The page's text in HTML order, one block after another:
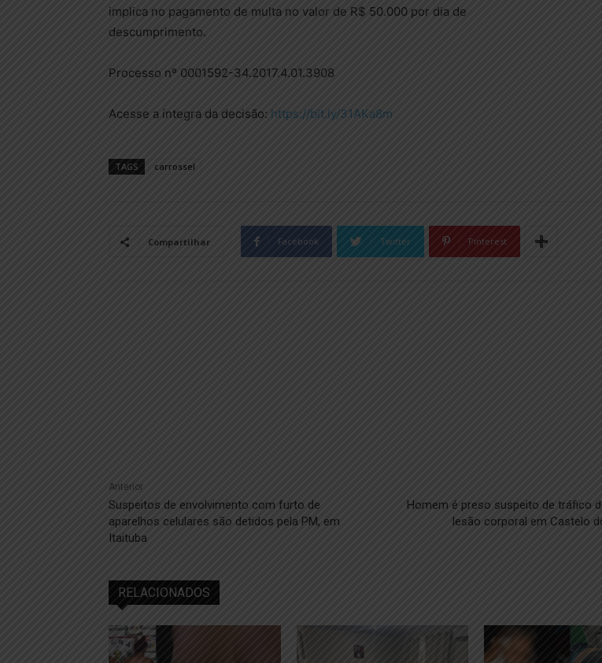
implica no pagamento de multa no valor de R$ 50.000 por dia de
descumprimento.
Processo nº 0001592-34.2017.4.01.3908
Acesse a íntegra da decisão: https://bit.ly/31AKa8m
TAGS carrossel
Compartilhar Facebook Twitter Pinterest
Anterior
Suspeitos de envolvimento com furto de
aparelhos celulares são detidos pela PM, em
Itaituba
Homem é preso suspeito de tráfico
lesão corporal em Castelo
RELACIONADOS